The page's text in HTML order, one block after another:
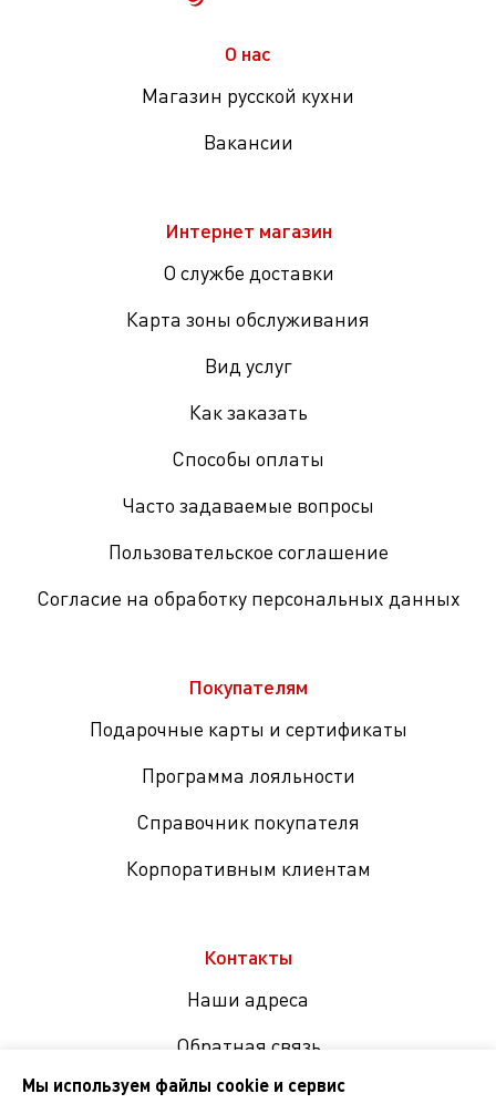
О нас
Магазин русской кухни
Вакансии
Интернет магазин
О службе доставки
Карта зоны обслуживания
Вид услуг
Как заказать
Способы оплаты
Часто задаваемые вопросы
Пользовательское соглашение
Согласие на обработку персональных данных
Покупателям
Подарочные карты и сертификаты
Программа лояльности
Справочник покупателя
Корпоративным клиентам
Контакты
Наши адреса
Обратная связь
Мы используем файлы cookie и сервис